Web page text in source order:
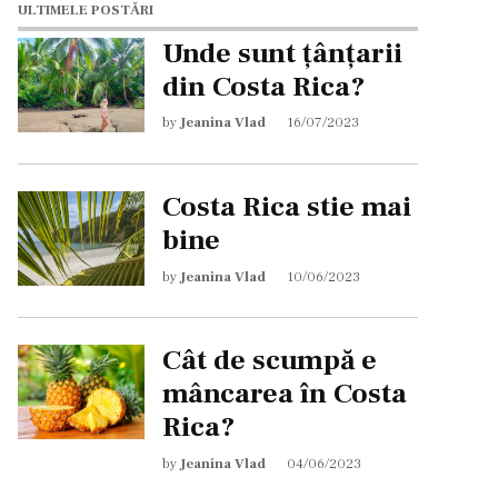
ULTIMELE POSTĂRI
Unde sunt țânțarii
din Costa Rica?
byJeanina Vlad 16/07/2023
Costa Rica stie mai
bine
by Jeanina Vlad 10/06/2023
Cât de scumpă e
mâncarea în Costa
Rica?
by Jeanina Vlad 04/06/2023